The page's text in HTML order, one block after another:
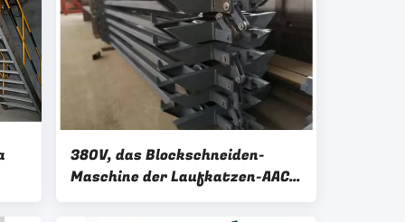
380V, das Blockschneiden-
Maschine der Laufkatzen-AAC
dämpft